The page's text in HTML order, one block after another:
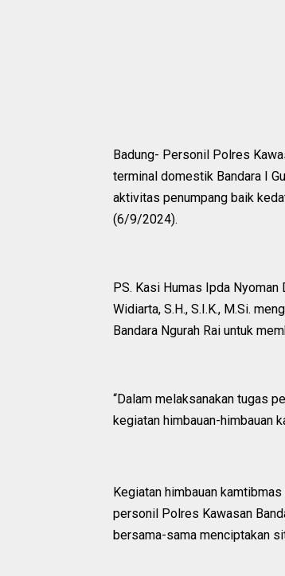
Badung- Personil Polres
terminal domestik Bandara I
aktivitas penumpang baik
(6/9/2024).
PS. Kasi Humas Ipda Nyoman
Widiarta, S.H., S.I.K., M.Si.
Bandara Ngurah Rai untuk
“Dalam melaksanakan tugas
kegiatan himbauan-himbauan
Kegiatan himbauan
personil Polres Kawasan
bersama-sama menciptakan